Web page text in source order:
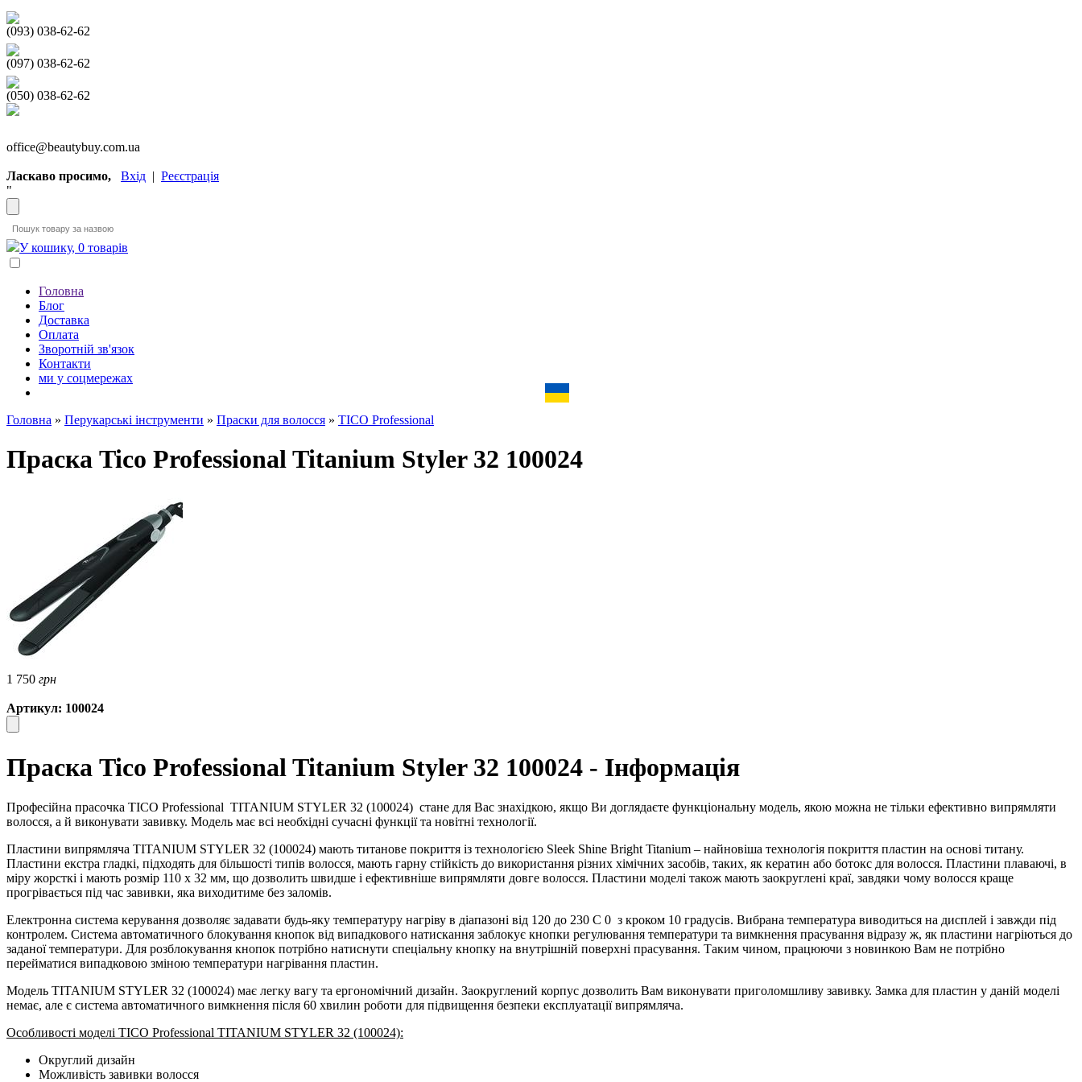
(093) 038-62-62
(097) 038-62-62
(050) 038-62-62
office@beautybuy.com.ua
Ласкаво просимо, Вхід | Реєстрація
"
У кошику, 0 товарів
Головна
Блог
Доставка
Оплата
Зворотній зв'язок
Контакти
ми у соцмережах
Головна » Перукарські інструменти » Праски для волосся » TICO Professional
Праска Tico Professional Titanium Styler 32 100024
1 750 грн
Артикул: 100024
Праска Tico Professional Titanium Styler 32 100024 - Інформація
Професійна прасочка TICO Professional TITANIUM STYLER 32 (100024) стане для Вас знахідкою, якщо Ви доглядаєте функціональну модель, якою можна не тільки ефективно випрямляти
волосся, а й виконувати завивку. Модель має всі необхідні сучасні функції та новітні технології.
Пластини випрямляча TITANIUM STYLER 32 (100024) мають титанове покриття із технологією Sleek Shine Bright Titanium – найновіша технологія покриття пластин на основі титану.
Пластини екстра гладкі, підходять для більшості типів волосся, мають гарну стійкість до використання різних хімічних засобів, таких, як кератин або ботокс для волосся. Пластини плаваючі, в
міру жорсткі і мають розмір 110 x 32 мм, що дозволить швидше і ефективніше випрямляти довге волосся. Пластини моделі також мають заокруглені краї, завдяки чому волосся краще
прогрівається під час завивки, яка виходитиме без заломів.
Електронна система керування дозволяє задавати будь-яку температуру нагріву в діапазоні від 120 до 230 C 0 з кроком 10 градусів. Вибрана температура виводиться на дисплей і завжди під
контролем. Система автоматичного блокування кнопок від випадкового натискання заблокує кнопки регулювання температури та вимкнення прасування відразу ж, як пластини нагріються до
заданої температури. Для розблокування кнопок потрібно натиснути спеціальну кнопку на внутрішній поверхні прасування. Таким чином, працюючи з новинкою Вам не потрібно
перейматися випадковою зміною температури нагрівання пластин.
Модель TITANIUM STYLER 32 (100024) має легку вагу та ергономічний дизайн. Заокруглений корпус дозволить Вам виконувати приголомшливу завивку. Замка для пластин у даній моделі
немає, але є система автоматичного вимкнення після 60 хвилин роботи для підвищення безпеки експлуатації випрямляча.
Особливості моделі TICO Professional TITANIUM STYLER 32 (100024):
Округлий дизайн
Можливість завивки волосся